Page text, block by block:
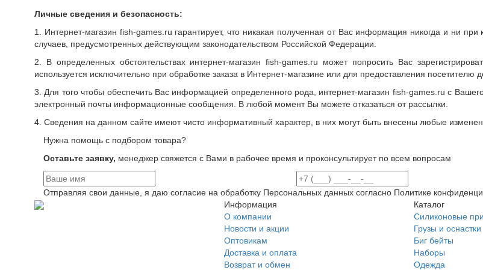
Личные сведения и безопасность:
1. Интернет-магазин fish-games.ru гарантирует, что никакая полученная от Вас информация никогда и ни
случаев, предусмотренных действующим законодательством Российской Федерации.
2. В определенных обстоятельствах интернет-магазин fish-games.ru может попросить Вас
используется исключительно при обработке заказа в Интернет-магазине или для предоставления посетителю
3. Для того чтобы обеспечить Вас информацией определенного рода, интернет-магазин fish-games.ru с
электронный почты информационные сообщения. В любой момент Вы можете отказаться от рассылки.
4. Сведения на данном сайте имеют чисто информативный характер, в них могут быть внесены любые
Нужна помощь с подбором товара?
Оставьте заявку, менеджер свяжется с Вами в рабочее время и проконсультирует по всем вопросам
Отправляя свои данные, я даю согласие на обработку Персональных данных согласно Политике
Информация
О компании
Новости и акции
Оптовикам
Доставка и оплата
Возврат и обмен
Каталог
Силиконовые
Грузы и оснастки
Биг бейты
Наборы
Одежда